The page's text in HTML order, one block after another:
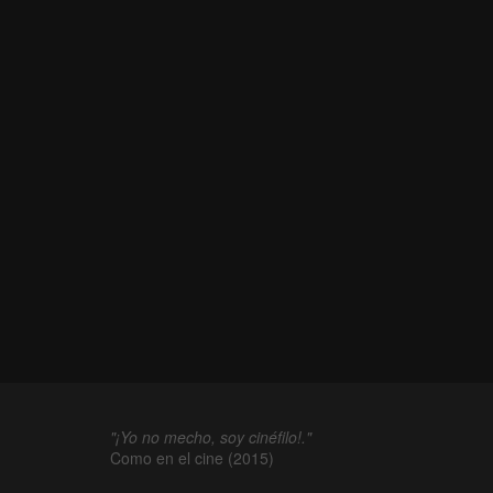
"¡Yo no mecho, soy cinéfilo!."
Como en el cine (2015)